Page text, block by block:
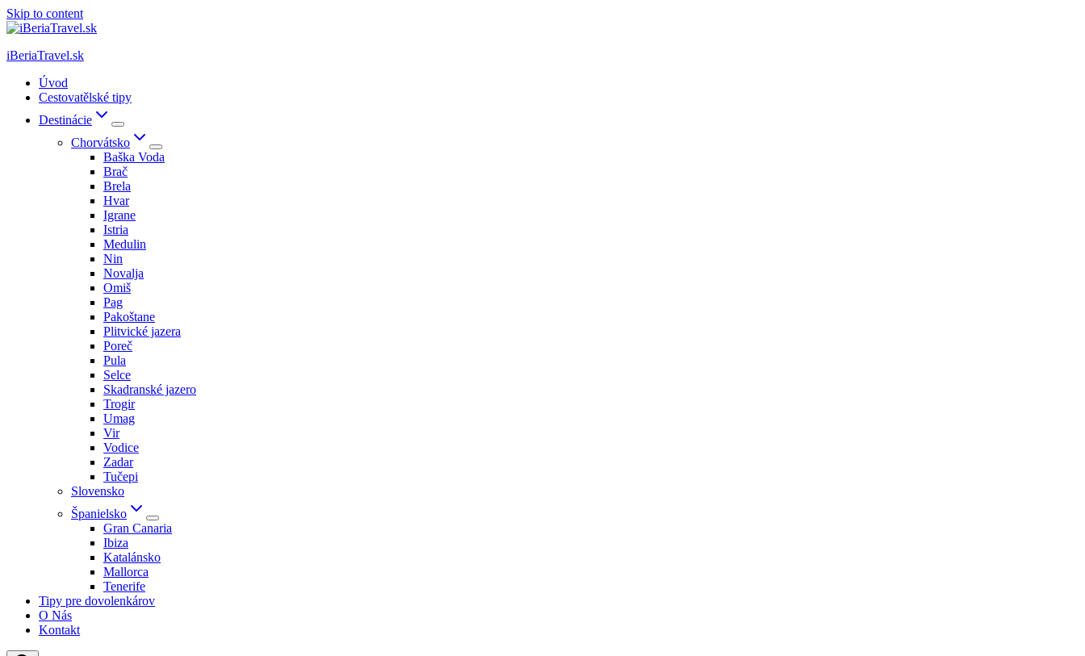
Skip to content
iBeriaTravel.sk
Úvod
Cestovatělské tipy
Destinácie
Chorvátsko
Baška Voda
Brač
Brela
Hvar
Igrane
Istria
Medulin
Nin
Novalja
Omiš
Pag
Pakoštane
Plitvické jazera
Poreč
Pula
Selce
Skadranské jazero
Trogir
Umag
Vir
Vodice
Zadar
Tučepi
Slovensko
Španielsko
Gran Canaria
Ibiza
Katalánsko
Mallorca
Tenerife
Tipy pre dovolenkárov
O Nás
Kontakt